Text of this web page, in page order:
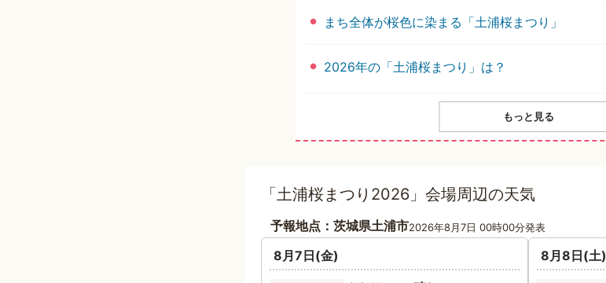
まち全体が桜色に染まる「土浦桜まつり」
2026年の「土浦桜まつり」は？
もっと見る
「土浦桜まつり2026」会場周辺の天気
予報地点：茨城県土浦市2026年8月7日 00時00分発表
8月7日(金) 8月8日(土)